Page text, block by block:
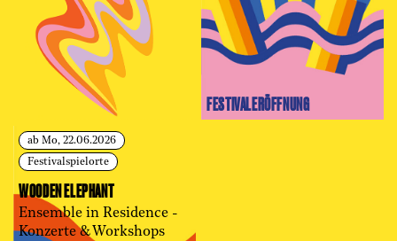
FESTIVAL­ERÖFFNUNG
ab Mo, 22.06.2026
Festivalspielorte
WOODEN ELEPHANT
Ensemble in Residence -
Konzerte & Workshops